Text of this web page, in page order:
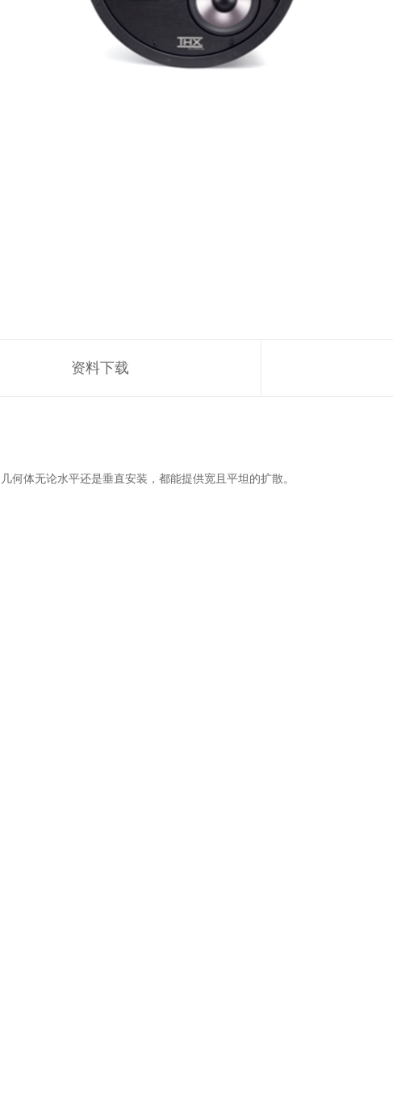
资料下载
何体无论水平还是垂直安装，都能提供宽且平坦的扩散。